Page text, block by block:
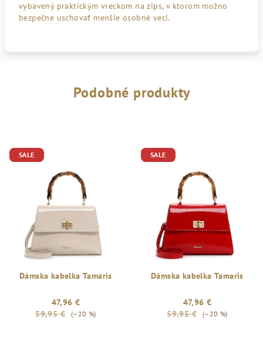
vybavený praktickým vreckom na zips, v ktorom možno
bezpečne uschovať menšie osobné veci.
Podobné produkty
SALE
Dámska kabelka Tamaris
47,96 €
59,95 €
(–20 %)
SALE
Dámska kabelka Tamaris
47,96 €
59,95 €
(–20 %)